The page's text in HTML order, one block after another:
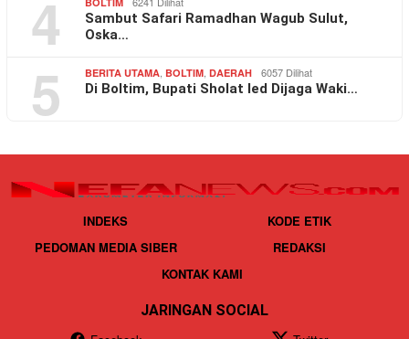
4
Sambut Safari Ramadhan Wagub Sulut,
Oska…
5 BERITA UTAMA BOLTIM DAERAH 6057 Dilihat
Di Boltim, Bupati Sholat Ied Dijaga Waki…
INDEKS
KODE ETIK
PEDOMAN MEDIA SIBER
REDAKSI
KONTAK KAMI
JARINGAN SOCIAL